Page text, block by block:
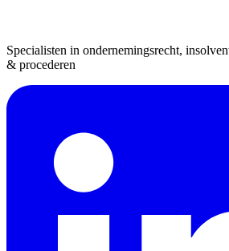
Specialisten in ondernemingsrecht,
& procederen